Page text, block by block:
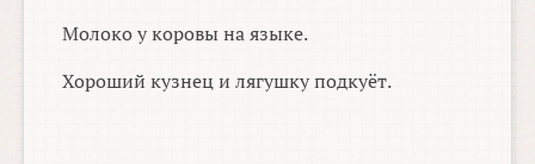
Молоко у коровы на языке.
Хороший кузнец и лягушку подкуёт.